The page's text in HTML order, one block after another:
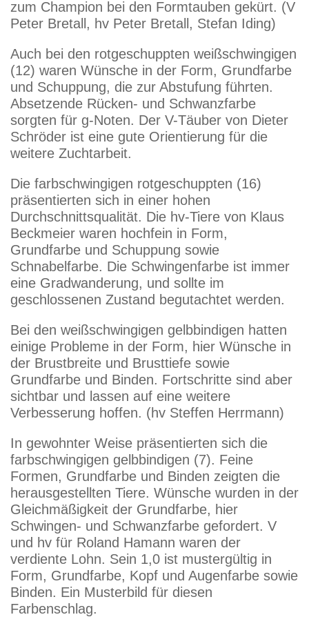
zum Champion bei den Formtauben gekürt. (V
Peter Bretall, hv Peter Bretall, Stefan Iding)
Auch bei den rotgeschuppten weißschwingigen
(12) waren Wünsche in der Form, Grundfarbe
und Schuppung, die zur Abstufung führten.
Absetzende Rücken- und Schwanzfarbe
sorgten für g-Noten. Der V-Täuber von Dieter
Schröder ist eine gute Orientierung für die
weitere Zuchtarbeit.
Die farbschwingigen rotgeschuppten (16)
präsentierten sich in einer hohen
Durchschnittsqualität. Die hv-Tiere von Klaus
Beckmeier waren hochfein in Form,
Grundfarbe und Schuppung sowie
Schnabelfarbe. Die Schwingenfarbe ist immer
eine Gradwanderung, und sollte im
geschlossenen Zustand begutachtet werden.
Bei den weißschwingigen gelbbindigen hatten
einige Probleme in der Form, hier Wünsche in
der Brustbreite und Brusttiefe sowie
Grundfarbe und Binden. Fortschritte sind aber
sichtbar und lassen auf eine weitere
Verbesserung hoffen. (hv Steffen Herrmann)
In gewohnter Weise präsentierten sich die
farbschwingigen gelbbindigen (7). Feine
Formen, Grundfarbe und Binden zeigten die
herausgestellten Tiere. Wünsche wurden in der
Gleichmäßigkeit der Grundfarbe, hier
Schwingen- und Schwanzfarbe gefordert. V
und hv für Roland Hamann waren der
verdiente Lohn. Sein 1,0 ist mustergültig in
Form, Grundfarbe, Kopf und Augenfarbe sowie
Binden. Ein Musterbild für diesen
Farbenschlag.